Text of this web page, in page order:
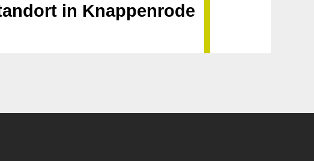
in Knappenrode